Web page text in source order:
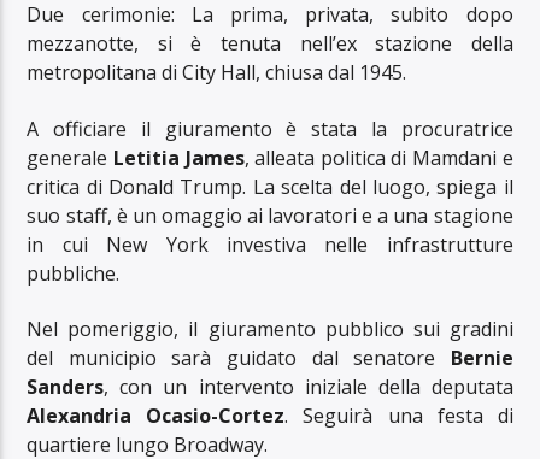
Due cerimonie: La prima, privata, subito dopo
mezzanotte, si è tenuta nell’ex stazione della
metropolitana di City Hall, chiusa dal 1945.
A officiare il giuramento è stata la procuratrice
generale Letitia James, alleata politica di Mamdani e
critica di Donald Trump. La scelta del luogo, spiega il
suo staff, è un omaggio ai lavoratori e a una stagione
in cui New York investiva nelle infrastrutture
pubbliche.
Nel pomeriggio, il giuramento pubblico sui gradini
del municipio sarà guidato dal senatore Bernie
Sanders, con un intervento iniziale della deputata
Alexandria Ocasio-Cortez. Seguirà una festa di
quartiere lungo Broadway.